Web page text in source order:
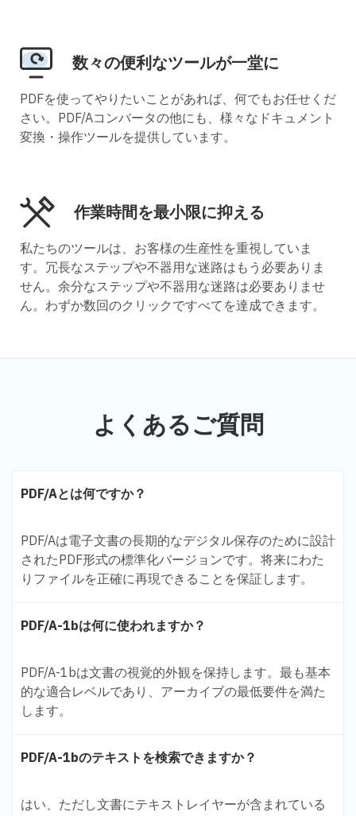
数々の便利なツールが一堂に
PDFを使ってやりたいことがあれば、何でもお任せくだ
さい。PDF/Aコンバータの他にも、様々なドキュメント
変換・操作ツールを提供しています。
作業時間を最小限に抑える
私たちのツールは、お客様の生産性を重視していま
す。冗長なステップや不器用な迷路はもう必要ありま
せん。余分なステップや不器用な迷路は必要ありませ
ん。わずか数回のクリックですべてを達成できます。
よくあるご質問
PDF/Aとは何ですか？
PDF/Aは電子文書の長期的なデジタル保存のために設計
されたPDF形式の標準化バージョンです。将来にわた
りファイルを正確に再現できることを保証します。
PDF/A-1bは何に使われますか？
PDF/A-1bは文書の視覚的外観を保持します。最も基本
的な適合レベルであり、アーカイブの最低要件を満た
します。
PDF/A-1bのテキストを検索できますか？
はい、ただし文書にテキストレイヤーが含まれている